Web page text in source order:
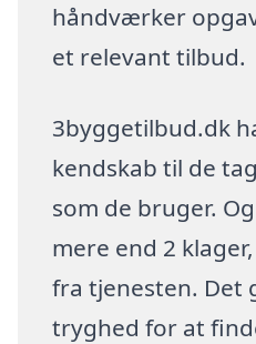
håndværker
et relevant tilbud.
3byggetilbud.dk
kendskab til de
som de bruger.
mere end 2
fra tjenesten. Det
tryghed for at